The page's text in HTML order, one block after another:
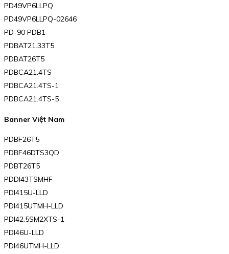
PD49VP6LLPQ
PD49VP6LLPQ-02646
PD-90 PDB1
PDBAT21.33T5
PDBAT26T5
PDBCA21.4TS
PDBCA21.4TS-1
PDBCA21.4TS-5
Banner Việt Nam
PDBF26T5
PDBF46DTS3QD
PDBT26T5
PDDI43TSMHF
PDI415U-LLD
PDI415UTMH-LLD
PDI42.5SM2XTS-1
PDI46U-LLD
PDI46UTMH-LLD